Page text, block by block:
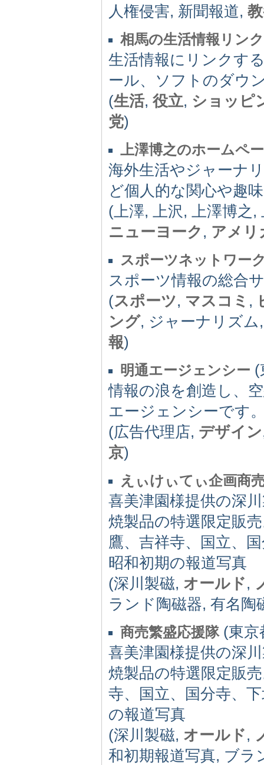
人権侵害, 新聞報道,
相馬の生活情報リン
生活情報にリンクす
ール、ソフトのダウ
(生活, 役立, ショッピ
党)
上澤博之のホームペ
海外生活やジャーナ
ど個人的な関心や趣
(上澤, 上沢, 上澤博之
ニューヨーク , アメリ
スポーツネットワー
スポーツ情報の総合
(スポーツ, マスコミ ,
ング, ジャーナリズ
報)
明通エージェンシー (
情報の浪を創造し、
エージェンシーです
(広告代理店, デザイン
京)
えぃけぃてぃ企画商
喜美津園様提供の深
焼製品の特選限定販
鷹、吉祥寺、国立、
昭和初期の報道写真
(深川製磁, オールド,
ランド陶磁器, 有名陶
商売繁盛応援隊(東京
喜美津園様提供の深
焼製品の特選限定販
寺、国立、国分寺、
の報道写真
(深川製磁, オールド,
和初期報道写真, ブラ